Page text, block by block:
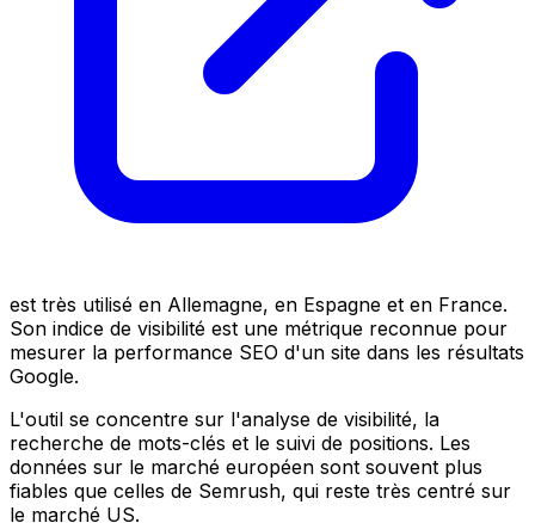
est très utilisé en Allemagne, en Espagne et en France.
Son indice de visibilité est une métrique reconnue pour
mesurer la performance SEO d'un site dans les résultats
Google.
L'outil se concentre sur l'analyse de visibilité, la
recherche de mots-clés et le suivi de positions. Les
données sur le marché européen sont souvent plus
fiables que celles de Semrush, qui reste très centré sur
le marché US.